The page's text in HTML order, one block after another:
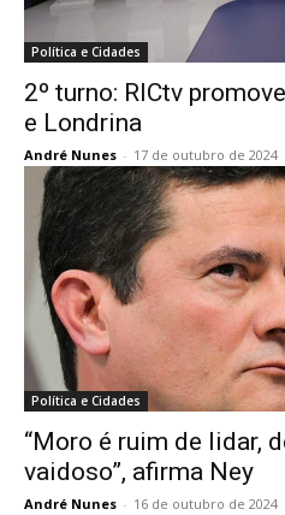
Política e Cidades
2º turno: RICtv
e Londrina
André Nunes - 17 de outubro de 2024
Política e Cidades
“Moro é ruim de lidar,
vaidoso”, afirma Ney
André Nunes - 16 de outubro de 2024